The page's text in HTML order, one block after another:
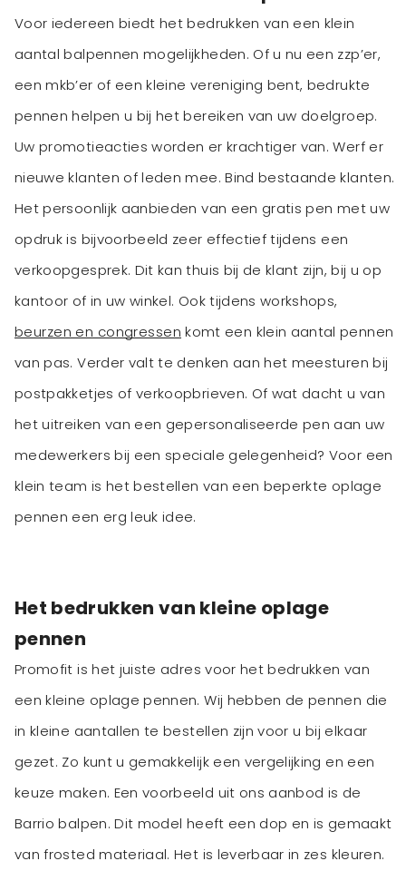
Voor iedereen biedt het bedrukken van een klein
aantal balpennen mogelijkheden. Of u nu een zzp’er,
een mkb’er of een kleine vereniging bent, bedrukte
pennen helpen u bij het bereiken van uw doelgroep.
Uw promotieacties worden er krachtiger van. Werf er
nieuwe klanten of leden mee. Bind bestaande klanten.
Het persoonlijk aanbieden van een gratis pen met uw
opdruk is bijvoorbeeld zeer effectief tijdens een
verkoopgesprek. Dit kan thuis bij de klant zijn, bij u op
kantoor of in uw winkel. Ook tijdens workshops,
beurzen en congressen komt een klein aantal pennen
van pas. Verder valt te denken aan het meesturen bij
postpakketjes of verkoopbrieven. Of wat dacht u van
het uitreiken van een gepersonaliseerde pen aan uw
medewerkers bij een speciale gelegenheid? Voor een
klein team is het bestellen van een beperkte oplage
pennen een erg leuk idee.
Het bedrukken van kleine oplage
pennen
Promofit is het juiste adres voor het bedrukken van
een kleine oplage pennen. Wij hebben de pennen die
in kleine aantallen te bestellen zijn voor u bij elkaar
gezet. Zo kunt u gemakkelijk een vergelijking en een
keuze maken. Een voorbeeld uit ons aanbod is de
Barrio balpen. Dit model heeft een dop en is gemaakt
van frosted materiaal. Het is leverbaar in zes kleuren.